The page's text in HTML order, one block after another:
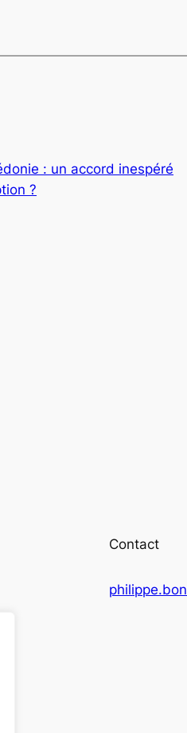
: un accord inespéré
?
Contact